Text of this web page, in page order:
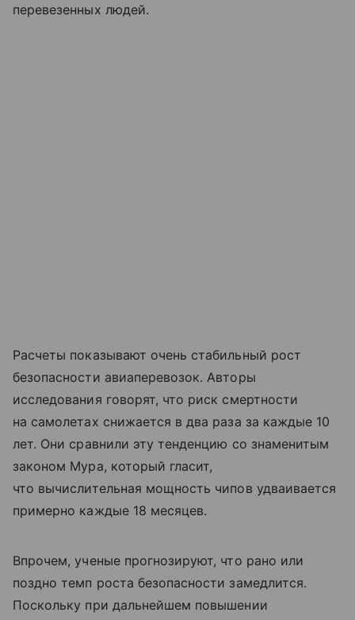
перевезенных людей.
Расчеты показывают очень стабильный рост
безопасности авиаперевозок. Авторы
исследования говорят, что риск смертности
на самолетах снижается в два раза за каждые 10
лет. Они сравнили эту тенденцию со знаменитым
законом Мура, который гласит,
что вычислительная мощность чипов удваивается
примерно каждые 18 месяцев.
Впрочем, ученые прогнозируют, что рано или
поздно темп роста безопасности замедлится.
Поскольку при дальнейшем повышении